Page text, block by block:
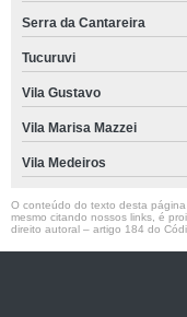
Serra da Cantareira
Tucuruvi
Vila Gustavo
Vila Marisa Mazzei
Vila Medeiros
O conteúdo do texto desta
mesmo citando nossos links, é
direito autoral – artigo 184 do